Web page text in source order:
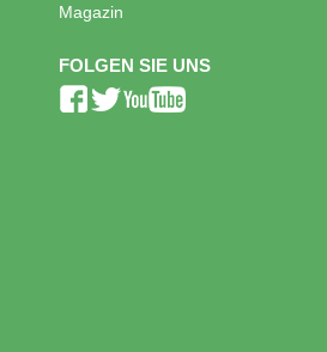
Magazin
FOLGEN SIE UNS